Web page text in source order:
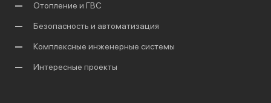
Отопление и ГВС
Безопасность и автоматизация
Комплексные инженерные системы
Интересные проекты